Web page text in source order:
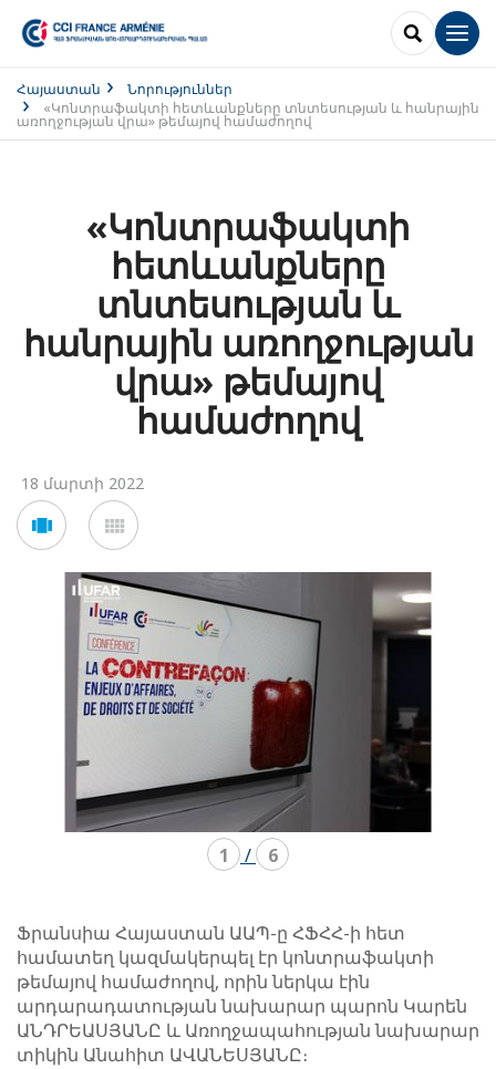
SEARCH
Հայաստան
Նորություններ
«Կոնտրաֆակտի հետևանքները տնտեսության և հանրային
առողջության վրա» թեմայով համաժողով
«Կոնտրաֆակտի
հետևանքները
տնտեսության և
հանրային առողջության
վրա» թեմայով
համաժողով
18 մարտի 2022
Voir
en
carousel
en
mosaïque
1 / 6
Ֆրանսիա Հայաստան ԱԱՊ-ը ՀՖՀՀ-ի հետ
համատեղ կազմակերպել էր կոնտրաֆակտի
թեմայով համաժողով, որին ներկա էին
արդարադատության նախարար պարոն Կարեն
ԱՆԴՐԵԱՍՅԱՆԸ և Առողջապահության նախարար
տիկին Անահիտ ԱՎԱՆԵՍՅԱՆԸ։